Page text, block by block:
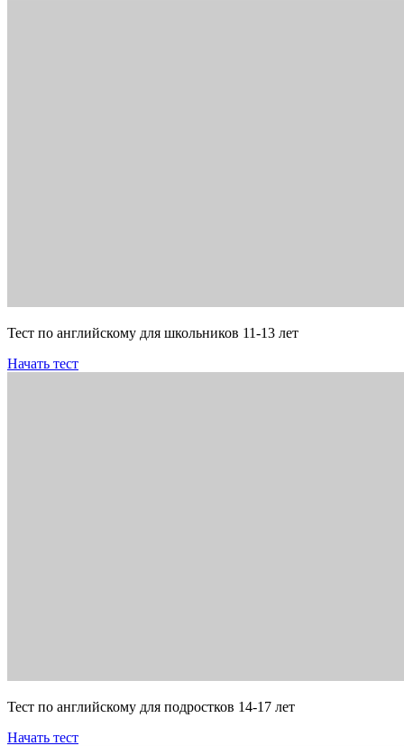
Тест по английскому для школьников 11-13 лет
Начать тест
Тест по английскому для подростков 14-17 лет
Начать тест